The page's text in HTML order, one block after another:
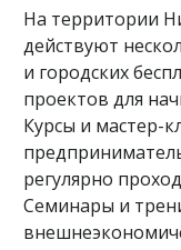
На территории
действуют
и городских
проектов для
Курсы и мастер-
регулярно
Семинары и